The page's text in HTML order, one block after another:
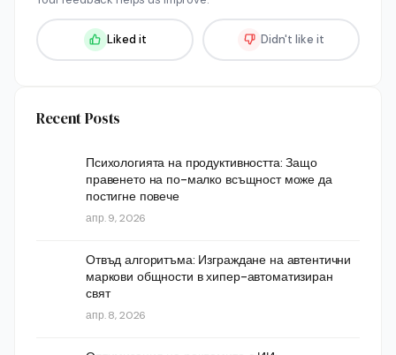
Liked it Didn't like it
Recent Posts
Психологията на продуктивността: Защо
правенето на по-малко всъщност може да
постигне повече
апр. 9, 2026
Отвъд алгоритъма: Изграждане на автентични
маркови общности в хипер-автоматизиран
свят
апр. 8, 2026